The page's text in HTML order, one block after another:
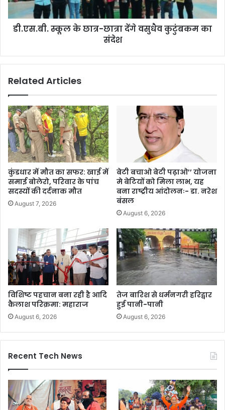
डी.एस.बी. स्कूल के छात्र-छात्रा देंगे वसुधैव कुटुंबकम का
संदेश
Related Articles
कुंडधार में मौत का सफर: खाई में
समाई बोलेरो, परिवार के पांच
सदस्यों की दर्दनाक मौत
August 7, 2026
बेटी बचाओ बेटी पढ़ाओ’’ योजना
मे बेटियों को मिला लाभ, यह
बना राष्ट्रीय आंदोलनः- डा. नरेश
बंसल
August 6, 2026
विशिष्ट पहचान बना रही है आदि
कैलाश परिक्रमा: महाराज
August 6, 2026
तेज बारिश से धर्मनगरी हरिद्वार
हुई पानी-पानी
August 6, 2026
Recent Tech News